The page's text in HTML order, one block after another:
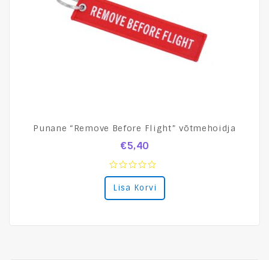
Punane “Remove Before Flight” võtmehoidja
€5,40
0
out
of
Lisa Korvi